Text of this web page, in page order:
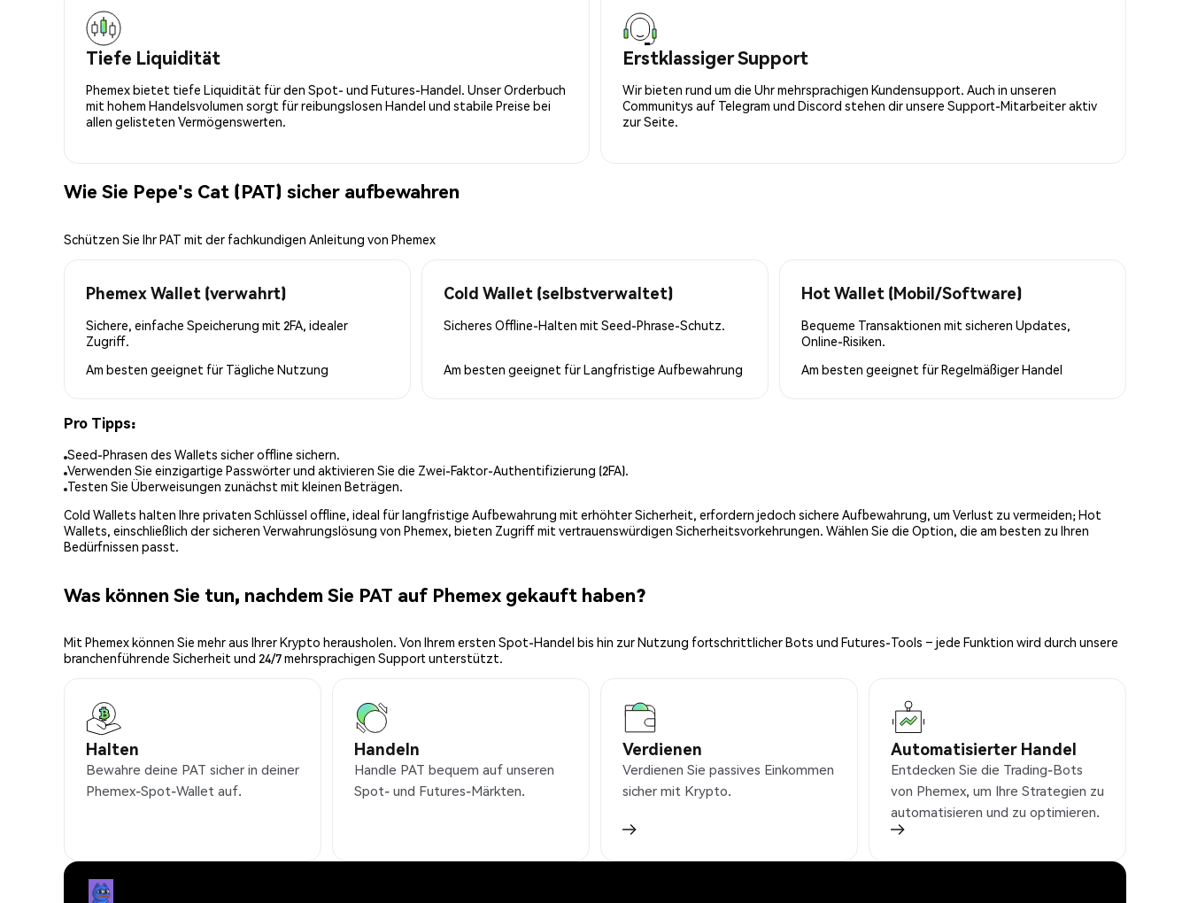
Tiefe Liquidität
Phemex bietet tiefe Liquidität für den Spot- und Futures-Handel. Unser Orderbuch
mit hohem Handelsvolumen sorgt für reibungslosen Handel und stabile Preise bei
allen gelisteten Vermögenswerten.
Erstklassiger Support
Wir bieten rund um die Uhr mehrsprachigen Kundensupport. Auch in unseren
Communitys auf Telegram und Discord stehen dir unsere Support-Mitarbeiter aktiv
zur Seite.
Wie Sie Pepe's Cat (PAT) sicher aufbewahren
Schützen Sie Ihr PAT mit der fachkundigen Anleitung von Phemex
Phemex Wallet (verwahrt)
Sichere, einfache Speicherung mit 2FA, idealer
Zugriff.
Am besten geeignet für Tägliche Nutzung
Cold Wallet (selbstverwaltet)
Sicheres Offline-Halten mit Seed-Phrase-Schutz.
Am besten geeignet fürLangfristige Aufbewahrung
Hot Wallet (Mobil/Software)
Bequeme Transaktionen mit sicheren Updates,
Online-Risiken.
Am besten geeignet fürRegelmäßiger Handel
Pro Tipps:
Seed-Phrasen des Wallets sicher offline sichern.
Verwenden Sie einzigartige Passwörter und aktivieren Sie die Zwei-Faktor-Authentifizierung (2FA).
Testen Sie Überweisungen zunächst mit kleinen Beträgen.
Cold Wallets halten Ihre privaten Schlüssel offline, ideal für langfristige Aufbewahrung mit erhöhter Sicherheit, erfordern jedoch sichere Aufbewahrung, um Verlust zu vermeiden; Hot
Wallets, einschließlich der sicheren Verwahrungslösung von Phemex, bieten Zugriff mit vertrauenswürdigen Sicherheitsvorkehrungen. Wählen Sie die Option, die am besten zu Ihren
Bedürfnissen passt.
Was können Sie tun, nachdem Sie PAT auf Phemex gekauft haben?
Mit Phemex können Sie mehr aus Ihrer Krypto herausholen. Von Ihrem ersten Spot-Handel bis hin zur Nutzung fortschrittlicher Bots und Futures-Tools – jede Funktion wird durch unsere
branchenführende Sicherheit und 24/7 mehrsprachigen Support unterstützt.
Halten
Bewahre deine PAT sicher in deiner
Phemex-Spot-Wallet auf.
Handeln
Handle PAT bequem auf unseren
Spot- und Futures-Märkten.
Verdienen
Verdienen Sie passives Einkommen
sicher mit Krypto.
Automatisierter Handel
Entdecken Sie die Trading-Bots
von Phemex, um Ihre Strategien zu
automatisieren und zu optimieren.